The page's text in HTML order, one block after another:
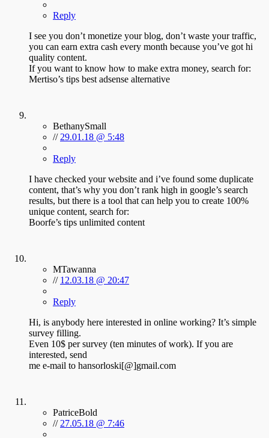
Reply
I see you don’t monetize your blog, don’t waste your traffic,
you can earn extra cash every month because you’ve got hi
quality content.
If you want to know how to make extra money, search for:
Mertiso’s tips best adsense alternative
BethanySmall
// 29.01.18 @ 5:48
Reply
I have checked your website and i’ve found some duplicate
content, that’s why you don’t rank high in google’s search
results, but there is a tool that can help you to create 100%
unique content, search for:
Boorfe’s tips unlimited content
MTawanna
// 12.03.18 @ 20:47
Reply
Hi, is anybody here interested in online working? It’s simple
survey filling.
Even 10$ per survey (ten minutes of work). If you are
interested, send
me e-mail to hansorloski[@]gmail.com
PatriceBold
// 27.05.18 @ 7:46